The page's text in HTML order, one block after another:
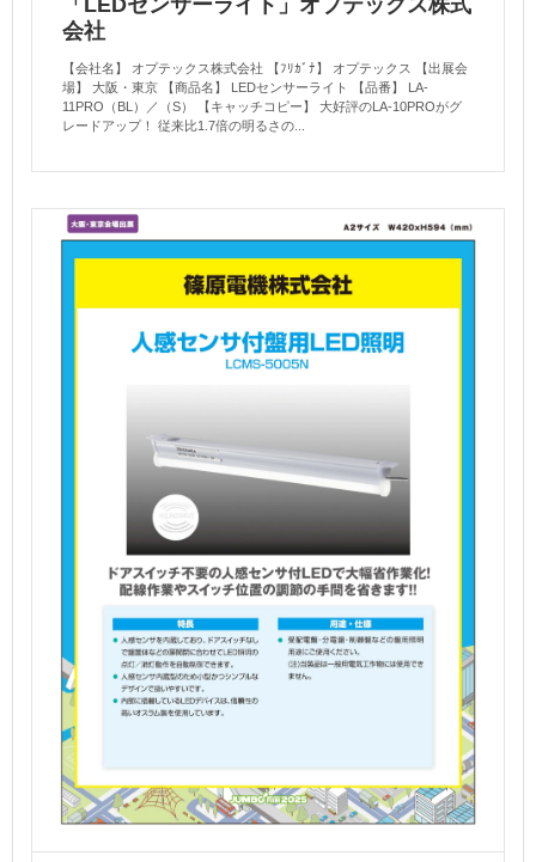
「LEDセンサーライト」オプテックス株式
会社
【会社名】 オプテックス株式会社 【ﾌﾘｶﾞﾅ】 オプテックス 【出展会
場】 大阪・東京 【商品名】 LEDセンサーライト 【品番】 LA-
11PRO（BL）／（S） 【キャッチコピー】 大好評のLA-10PROがグ
レードアップ！ 従来比1.7倍の明るさの...